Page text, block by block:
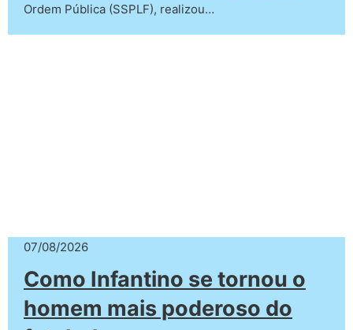
Ordem Pública (SSPLF), realizou…
07/08/2026
Como Infantino se tornou o
homem mais poderoso do